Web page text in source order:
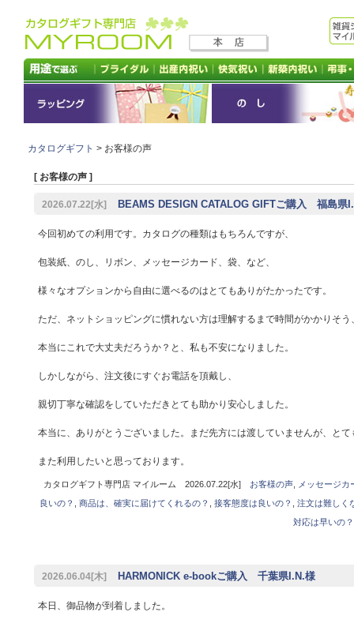
カタログギフト > お客様の声
[ お客様の声 ]
2026.07.22[水] BEAMS DESIGN CATALOG GIFTご購入 福島県
今回初めての利用です。カタログの種類はもちろんですが、
包装紙、のし、リボン、メッセージカード、袋、など、
様々なオプションから自由に選べるのはとてもありがたかったです。
ただ、ネットショッピングに慣れない方は理解するまで時間がかかりそ
本当にこれで大丈夫だろうか？と、私も不安になりました。
しかしながら、注文後にすぐお電話を頂戴し、
親切丁寧な確認をしていただきとても助かり安心しました。
本当に、ありがとうございました。まだ先方には渡していませんが、とて
また利用したいと思っております。
カタログギフト専門店 マイルーム 2026.07.22[水] お客様の声,
メッセージ
良いの？
商品は、確実に届けてくれるの？ 接客態度は良いの？
注文は難しく
対応は早いの？
2026.06.04[木] HARMONICK e-bookご購入 千葉県I.N.様
本日、御品物が到着しました。